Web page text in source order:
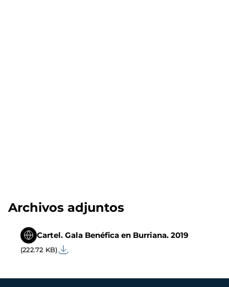
Archivos adjuntos
Cartel. Gala Benéfica en Burriana. 2019
(222.72 KB)